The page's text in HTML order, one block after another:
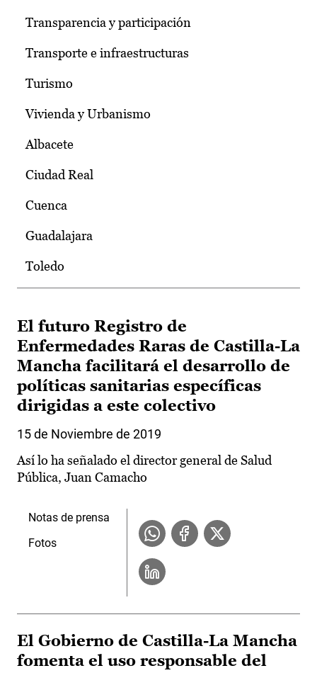
Transparencia y participación
Transporte e infraestructuras
Turismo
Vivienda y Urbanismo
Albacete
Ciudad Real
Cuenca
Guadalajara
Toledo
El futuro Registro de
Enfermedades Raras de Castilla-La
Mancha facilitará el desarrollo de
políticas sanitarias específicas
dirigidas a este colectivo
15 de Noviembre de 2019
Así lo ha señalado el director general de Salud
Pública, Juan Camacho
Notas de prensa
Fotos
El Gobierno de Castilla-La Mancha
fomenta el uso responsable del